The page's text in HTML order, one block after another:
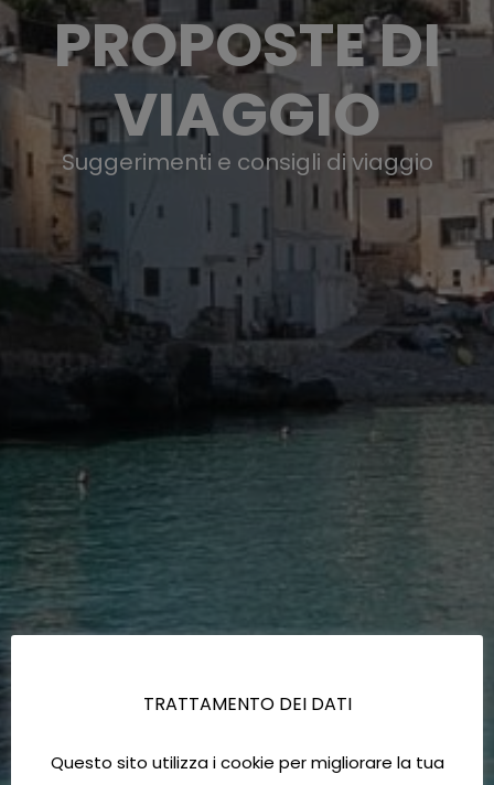
PROPOSTE DI
VIAGGIO
Suggerimenti e consigli di viaggio
TRATTAMENTO DEI DATI
Questo sito utilizza i cookie per migliorare la tua